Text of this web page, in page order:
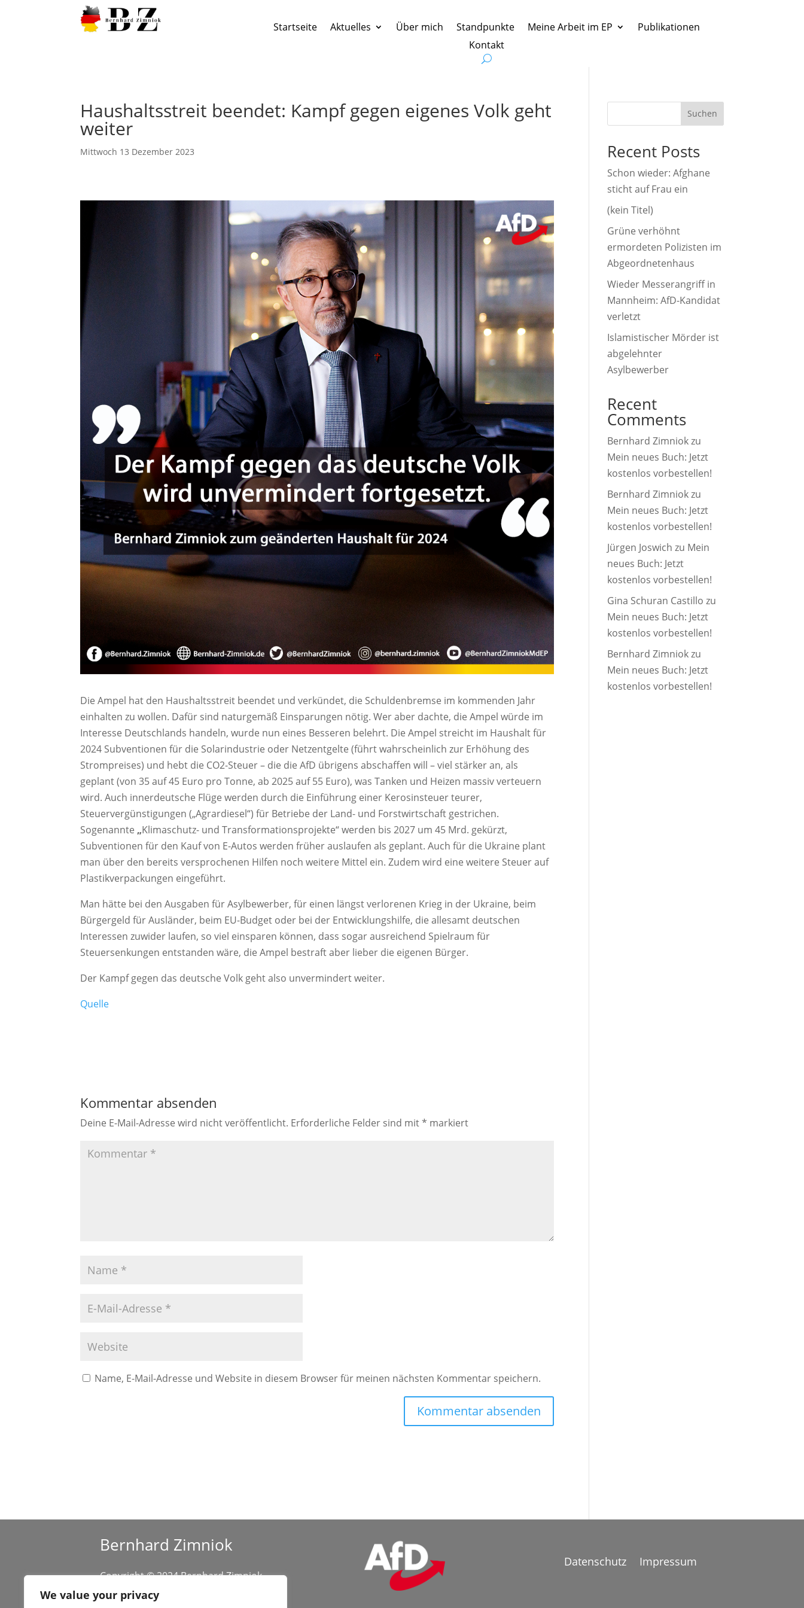
We value your privacy
Startseite Aktuelles Über mich Standpunkte Meine Arbeit im EP
Publikationen
Kontakt
Haushaltsstreit beendet: Kampf gegen eigenes Volk geht
weiter
Mittwoch 13 Dezember 2023
Die Ampel hat den Haushaltsstreit beendet und verkündet, die Schuldenbremse im kommenden Jahr
einhalten zu wollen. Dafür sind naturgemäß Einsparungen nötig. Wer aber dachte, die Ampel würde im
Interesse Deutschlands handeln, wurde nun eines Besseren belehrt. Die Ampel streicht im Haushalt für
2024 Subventionen für die Solarindustrie oder Netzentgelte (führt wahrscheinlich zur Erhöhung des
Strompreises) und hebt die CO2-Steuer – die die AfD übrigens abschaffen will – viel stärker an, als
geplant (von 35 auf 45 Euro pro Tonne, ab 2025 auf 55 Euro), was Tanken und Heizen massiv verteuern
wird. Auch innerdeutsche Flüge werden durch die Einführung einer Kerosinsteuer teurer,
Steuervergünstigungen („Agrardiesel“) für Betriebe der Land- und Forstwirtschaft gestrichen.
Sogenannte „Klimaschutz- und Transformationsprojekte“ werden bis 2027 um 45 Mrd. gekürzt,
Subventionen für den Kauf von E-Autos werden früher auslaufen als geplant. Auch für die Ukraine plant
man über den bereits versprochenen Hilfen noch weitere Mittel ein. Zudem wird eine weitere Steuer auf
Plastikverpackungen eingeführt.
Man hätte bei den Ausgaben für Asylbewerber, für einen längst verlorenen Krieg in der Ukraine, beim
Bürgergeld für Ausländer, beim EU-Budget oder bei der Entwicklungshilfe, die allesamt deutschen
Interessen zuwider laufen, so viel einsparen können, dass sogar ausreichend Spielraum für
Steuersenkungen entstanden wäre, die Ampel bestraft aber lieber die eigenen Bürger.
Der Kampf gegen das deutsche Volk geht also unvermindert weiter.
Quelle
Kommentar absenden
Deine E-Mail-Adresse wird nicht veröffentlicht. Erforderliche Felder sind mit* markiert
Name, E-Mail-Adresse und Website in diesem Browser für meinen nächsten Kommentar speichern.
v
e
Suchen
Recent Posts
Schon wieder: Afghane
sticht auf Frau ein
(kein Titel)
Grüne verhöhnt
ermordeten Polizisten im
Abgeordnetenhaus
Wieder Messerangriff in
Mannheim: AfD-Kandidat
verletzt
Islamistischer Mörder ist
abgelehnter
Asylbewerber
Recent
Comments
Bernhard Zimniokzu
Mein neues Buch: Jetzt
kostenlos vorbestellen!
Bernhard Zimniokzu
Mein neues Buch: Jetzt
kostenlos vorbestellen!
Jürgen Joswich zu Mein
neues Buch: Jetzt
kostenlos vorbestellen!
Gina Schuran Castillo zu
Mein neues Buch: Jetzt
kostenlos vorbestellen!
Bernhard Zimniokzu
Mein neues Buch: Jetzt
kostenlos vorbestellen!
Bernhard Zimniok
Copyright © 2024 Bernhard Zimniok
All rights reserved.
Datenschutz Impressum